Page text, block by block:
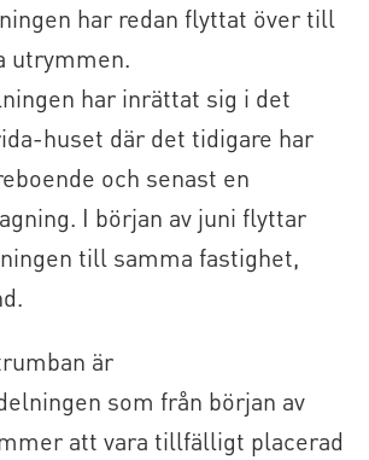
har redan flyttat över till
utrymmen.
har inrättat sig i det
huset där det tidigare har
och senast en
I början av juni flyttar
till samma fastighet,
är
som från början av
att vara tillfälligt placerad